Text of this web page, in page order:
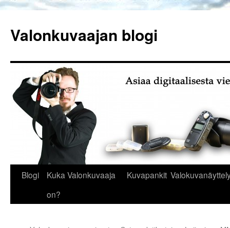
Valonkuvaajan blogi
Blogi
Kuka Valonkuvaaja
on?
Kuvapankit